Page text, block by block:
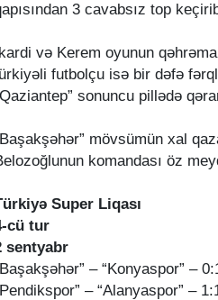
3 cavabsız top
İkardi və Kerem oyunun
futbolçu isə bir dəfə
sonuncu pillədə
mövsümün xal
komandası öz
Super Liqası
cü tur
sentyabr
– “Konyaspor” –
– “Alanyaspor” –